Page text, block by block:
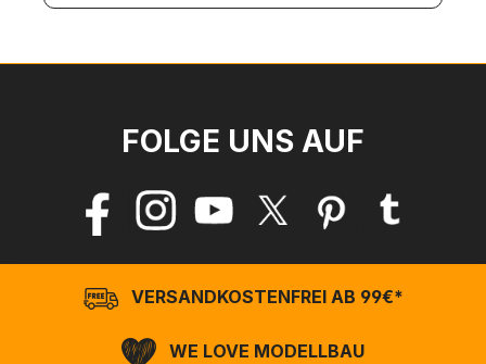
FOLGE UNS AUF
VERSANDKOSTENFREI AB 99€*
WE LOVE MODELLBAU